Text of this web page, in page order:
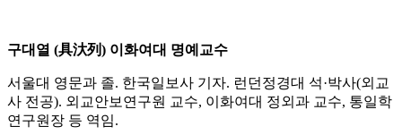
구대열 (具汏列) 이화여대 명예교수
서울대 영문과 졸. 한국일보사 기자. 런던정경대 석·박사(외교
사 전공). 외교안보연구원 교수, 이화여대 정외과 교수, 통일학
연구원장 등 역임.